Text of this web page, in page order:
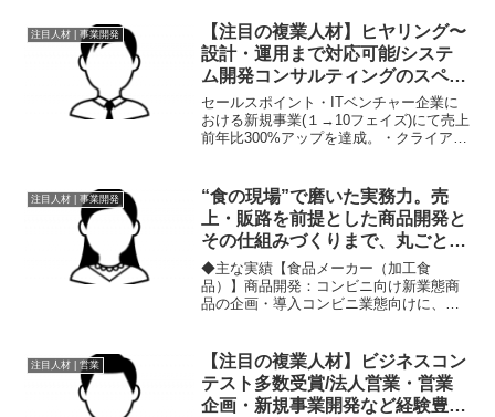
と「主体性（オーナーシップ）」をキー
ワードにコンサルテ...
注目人材 | 事業開発
【注目の複業人材】ヒヤリング〜
設計・運用まで対応可能/システ
ム開発コンサルティングのスペシ
ャリスト
セールスポイント・ITベンチャー企業に
おける新規事業(１→10フェイズ)にて売上
前年比300%アップを達成。・クライアン
2020年から、大手ビジネスチャットツー
ルにおけ...
注目人材 | 事業開発
“食の現場”で磨いた実務力。売
上・販路を前提とした商品開発と
その仕組みづくりまで、丸ごと支
援“
◆主な実績【食品メーカー（加工食
品）】商品開発：コンビニ向け新業態商
品の企画・導入コンビニ業態向けに、売
を維持しつつ年間5,000万円以上（出荷ベ
ース）の売上増を実現。...
注目人材 | 営業
【注目の複業人材】ビジネスコン
テスト多数受賞/法人営業・営業
企画・新規事業開発など経験豊富